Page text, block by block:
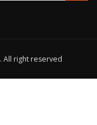
. All right reserved